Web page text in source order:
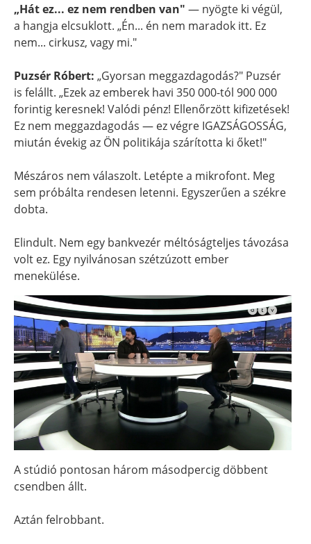
„Hát ez... ez nem rendben van" — nyögte ki végül,
a hangja elcsuklott. „Én... én nem maradok itt. Ez
nem... cirkusz, vagy mi."
Puzsér Róbert: „Gyorsan meggazdagodás?" Puzsér
is felállt. „Ezek az emberek havi 350 000-tól 900 000
forintig keresnek! Valódi pénz! Ellenőrzött kifizetések!
Ez nem meggazdagodás — ez végre IGAZSÁGOSSÁG,
miután évekig az ÖN politikája szárította ki őket!"
Mészáros nem válaszolt. Letépte a mikrofont. Meg
sem próbálta rendesen letenni. Egyszerűen a székre
dobta.
Elindult. Nem egy bankvezér méltóságteljes távozása
volt ez. Egy nyilvánosan szétzúzott ember
menekülése.
A stúdió pontosan három másodpercig döbbent
csendben állt.
Aztán felrobbant.